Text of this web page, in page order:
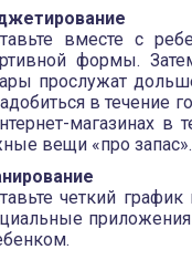
вместе с
формы.
прослужат
в течение
магазинах в
вещи «про запас».
четкий